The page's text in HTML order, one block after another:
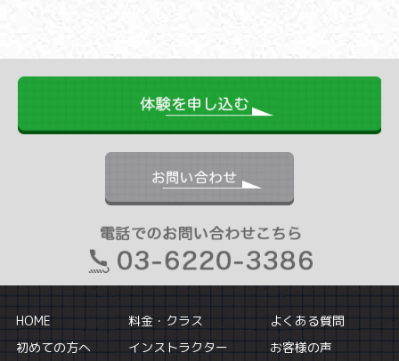
HOME 料金・クラス
よくある質問
初めての方へ
インストラクター お客様の声